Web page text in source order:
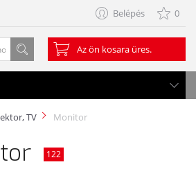
Belépés 0
Az ön kosara üres.
TV Monitor
122